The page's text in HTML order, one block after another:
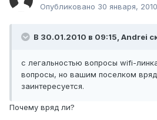
Опубликовано 30 января, 2010
В 30.01.2010 в 09:15, Andrei
с легальностью вопросы wifi-
вопросы, но вашим поселком вряд
заинтересуется.
Почему вряд ли?